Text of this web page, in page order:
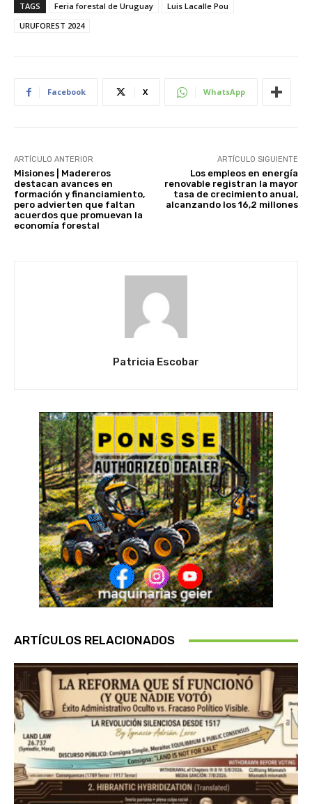
TAGS Feria forestal de Uruguay
Luis Lacalle Pou
URUFOREST 2024
Facebook X WhatsApp
ARTÍCULO ANTERIOR
Misiones | Madereros
destacan avances en
formación y financiamiento,
pero advierten que faltan
acuerdos que promuevan la
economía forestal
ARTÍCULO SIGUIENTE
Los empleos en energía
renovable registran la mayor
tasa de crecimiento anual,
alcanzando los 16,2 millones
Patricia Escobar
ARTÍCULOS RELACIONADOS